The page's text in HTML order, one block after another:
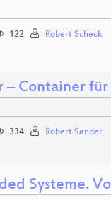
122 Robert Scheck
– Container
334 Robert Sander
Systeme.